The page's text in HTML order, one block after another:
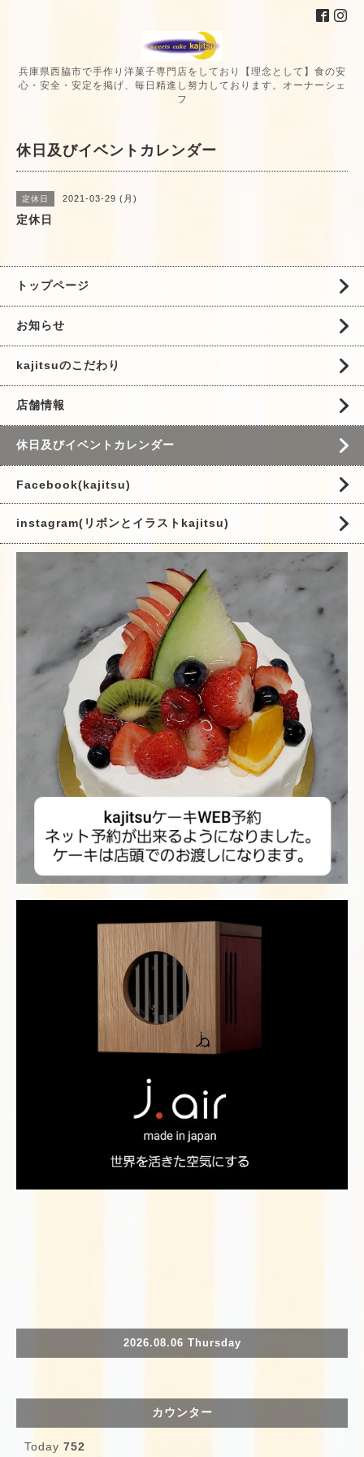
兵庫県西脇市で手作り洋菓子専門店をしており【理念として】食の安
心・安全・安定を掲げ、毎日精進し努力しております。オーナーシェ
フ
休日及びイベントカレンダー
定休日 2021-03-29 (月)
定休日
トップページ
お知らせ
kajitsuのこだわり
店舗情報
休日及びイベントカレンダー
Facebook(kajitsu)
instagram(リボンとイラストkajitsu)
2026.08.06 Thursday
カウンター
Today 752